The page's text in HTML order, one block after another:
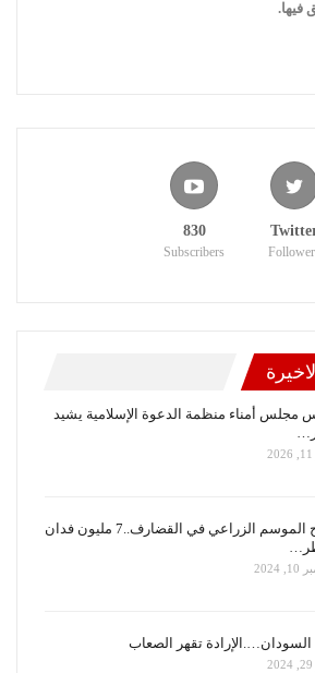
فيها.
830
Subscribers
مجلس أمناء منظمة الدعوة الإسلامية يشيد
نجاح الموسم الزراعي في القضارف..7 مليون فدان
السودان….الإرادة تقهر الصعاب